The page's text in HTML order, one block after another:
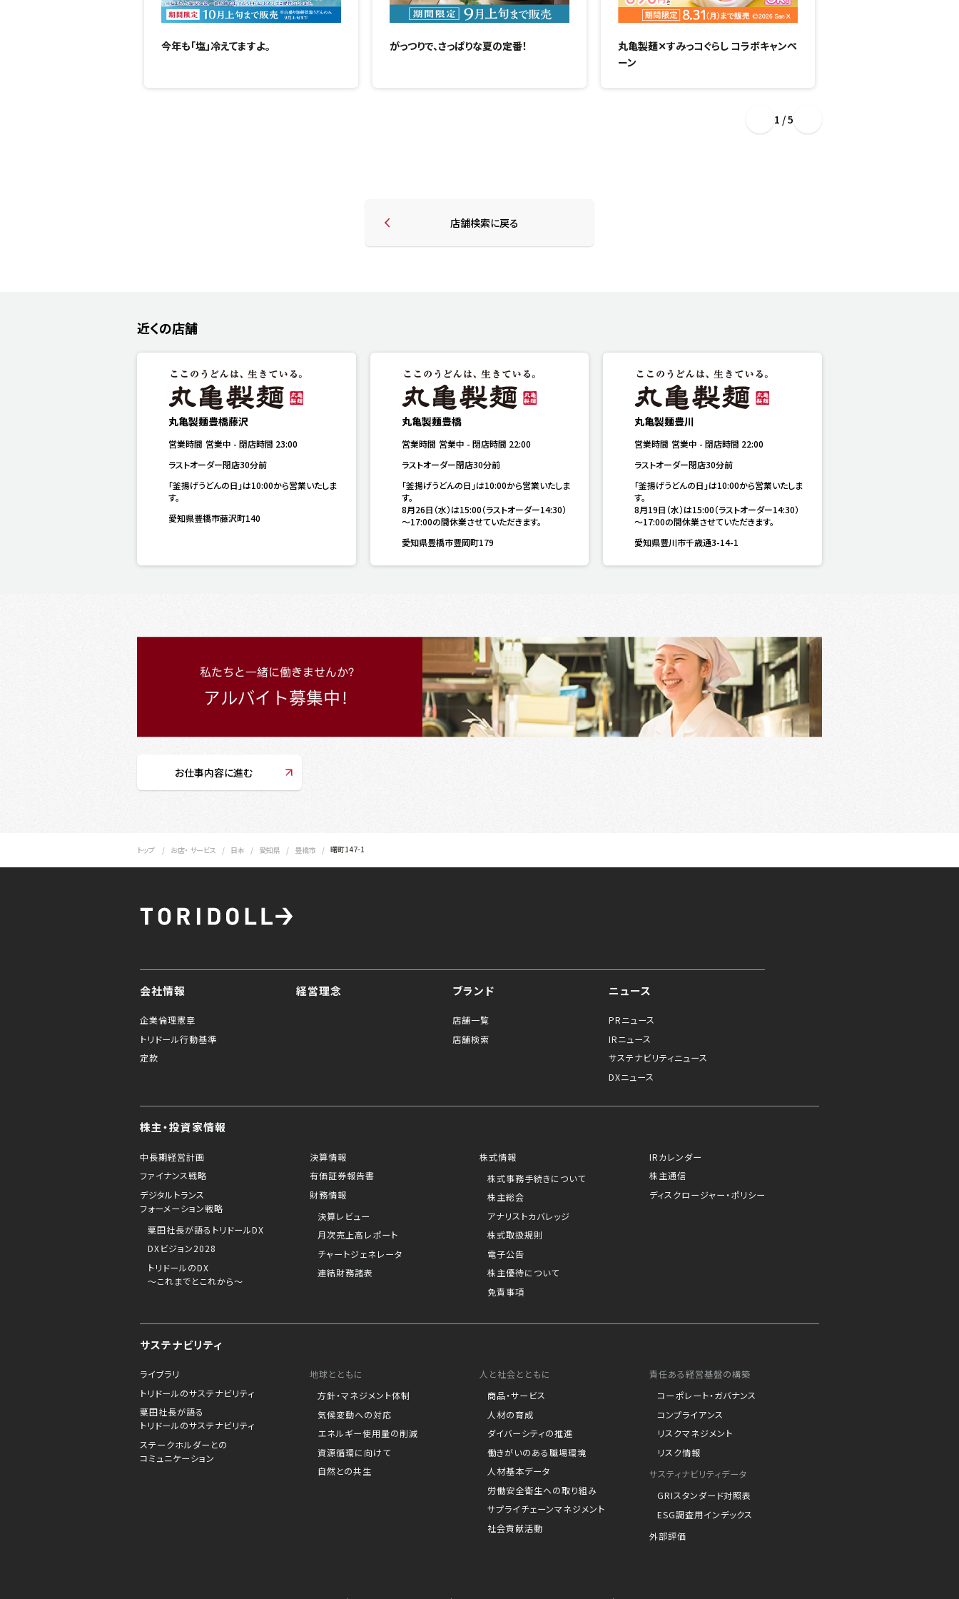
今年も「塩」冷えてますよ。 がっつりで、さっぱりな夏の定番！
丸亀製麺✕すみっコぐらし コラボキャンペ
ーン
1 / 5
店舗検索に戻る
近くの店舗
丸亀製麺豊橋藤沢
営業時間 営業中 - 閉店時間 23:00
ラストオーダー閉店30分前
「釜揚げうどんの日」は10:00から営業いたしま
す。
愛知県豊橋市藤沢町140
丸亀製麺豊橋
営業時間 営業中 - 閉店時間 22:00
ラストオーダー閉店30分前
「釜揚げうどんの日」は10:00から営業いたしま
す。
8月26日（水）は15:00（ラストオーダー14:30）
～17:00の間休業させていただきます。
愛知県豊橋市豊岡町179
丸亀製麺豊川
営業時間 営業中 -閉店時間 22:00
ラストオーダー閉店30分前
「釜揚げうどんの日」は10:00から営業いたしま
す。
8月19日（水）は15:00（ラストオーダー14:30）
～17:00の間休業させていただきます。
愛知県豊川市千歳通3-14-1
お仕事内容に進む
トップ お店・ サービス 日本 愛知県 豊橋市 曙町147-1
会社情報
企業倫理憲章
トリドール行動基準
定款
経営理念 ブランド
店舗一覧
店舗検索
ニュース
PRニュース
IRニュース
サステナビリティニュース
DXニュース
株主・投資家情報
中長期経営計画
ファイナンス戦略
デジタルトランス
フォーメーション戦略
粟田社長が語るトリドールDX
DXビジョン2028
トリドールのDX
～これまでとこれから～
決算情報
有価証券報告書
財務情報
決算レビュー
月次売上高レポート
チャートジェネレータ
連結財務諸表
株式情報
株式事務手続きについて
株主総会
アナリストカバレッジ
株式取扱規則
電子公告
株主優待について
免責事項
IRカレンダー
株主通信
ディスクロージャー・ポリシー
サステナビリティ
ライブラリ
トリドールのサステナビリティ
粟田社長が語る
トリドールのサステナビリティ
ステークホルダーとの
コミュニケーション
地球とともに
方針・マネジメント体制
気候変動への対応
エネルギー使用量の削減
資源循環に向けて
自然との共生
人と社会とともに
商品・サービス
人材の育成
ダイバーシティの推進
働きがいのある職場環境
人材基本データ
労働安全衛生への取り組み
サプライチェーンマネジメント
社会貢献活動
責任ある経営基盤の構築
コーポレート・ガバナンス
コンプライアンス
リスクマネジメント
リスク情報
サスティナビリティデータ
GRIスタンダード対照表
ESG調査用インデックス
外部評価